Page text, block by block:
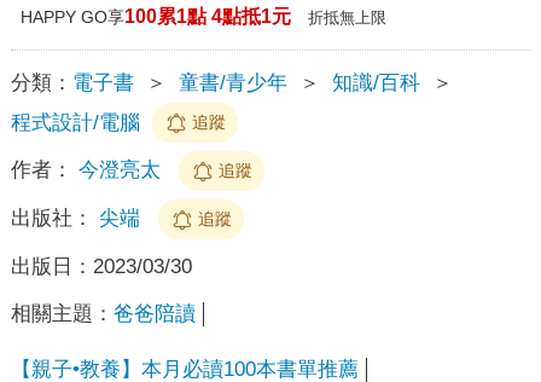
HAPPY GO享100累1點 4點抵1元 折抵無上限
分類： 電子書 ＞ 童書/青少年 ＞ 知識/百科
＞
程式設計/電腦
追蹤
作者： 今澄亮太 追蹤
出版社： 尖端 追蹤
出版日： 2023/03/30
相關主題： 爸爸陪讀
【親子•教養】本月必讀100本書單推薦